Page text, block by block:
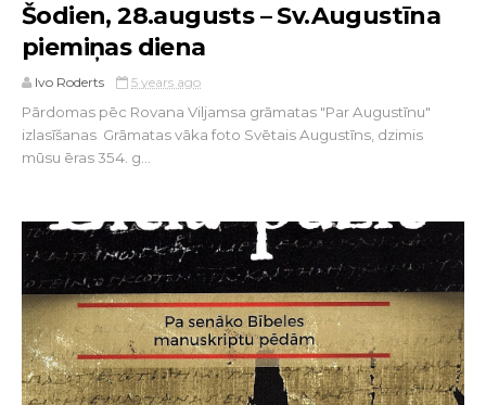
Šodien, 28.augusts – Sv.Augustīna
piemiņas diena
Ivo Roderts 5 years ago
Pārdomas pēc Rovana Viljamsa grāmatas "Par Augustīnu"
izlasīšanas Grāmatas vāka foto Svētais Augustīns, dzimis
mūsu ēras 354. g...